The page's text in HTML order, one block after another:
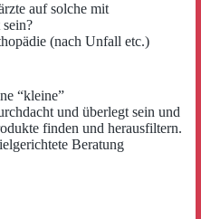
auf solche mit
(nach Unfall etc.)
“kleine”
und überlegt sein und
finden und herausfiltern.
Beratung